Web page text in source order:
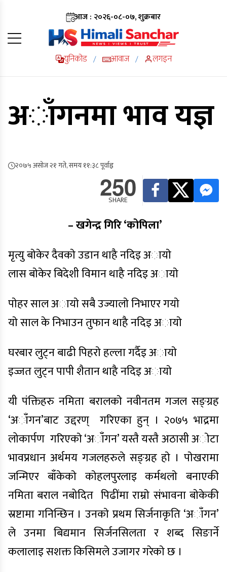
आज : २०२६-०८-०७, शुक्रबार
युनिकोड / आवाज / लगइन
अाँगनमा भाव यज्ञ
२०७५ असोज २१ गते, समय ११:३८ पूर्वाह्न
250
SHARE
– खगेन्द्र गिरि ‘कोपिला’
मृत्यु बाेकेर दैवकाे उडान थाहै नदिइ अायाे
लास बाेकेर बिदेशी विमान थाहै नदिइ अायाे
पाेहर साल अायाे सबै उज्यालाे निभाएर गयाे
याे साल के निभाउन तुफान थाहै नदिइ अायाे
घरबार लुट्न बाढी पिहराे हल्ला गर्दैइ अायाे
इज्जत लुट्न पापी शैतान थाहै नदिइ अायाे
यी पंक्तिहरु नमिता बरालकाे नवीनतम गजल सङ्ग्रह
‘अाँगन’बाट उद्दरण् गरिएका हुन् । २०७५ भाद्रमा
लोकार्पण गरिएकाे ‘अाँगन’ यस्तै यस्तै अठासी अाेटा
भावप्रधान अर्थमय गजलहरुले सङ्ग्रह हाे । पाेखरामा
जन्मिएर बाँकेकाे काेहलपुरलाइ कर्मथलाे बनाएकी
नमिता बराल नबोदित पिढींमा राम्राे संभावना बाेकेकी
स्रष्टामा गनिन्छिन । उनकाे प्रथम सिर्जनाकृति ‘अाँगन’
ले उनमा बिद्यमान सिर्जनसिलता र शब्द सिङार्ने
कलालाइ सशक्त किसिमले उजागर गरेकाे छ ।